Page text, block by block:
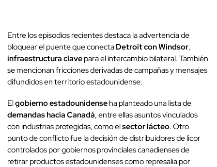
Entre los episodios recientes destaca la advertencia de
bloquear el puente que conectaDetroit con Windsor,
infraestructura clavepara el intercambio bilateral. También
se mencionan fricciones derivadas de campañas y mensajes
difundidos en territorio estadounidense.
Elgobierno estadounidenseha planteado una lista de
demandas hacia Canadá, entre ellas asuntos vinculados
con industrias protegidas, como elsector lácteo. Otro
punto de conflicto fue la decisión de distribuidores de licor
controlados por gobiernos provinciales canadienses de
retirar productos estadounidenses como represalia por